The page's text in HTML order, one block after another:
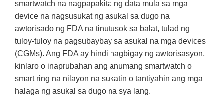
smartwatch na nagpapakita ng data mula sa mga
device na nagsusukat ng asukal sa dugo na
awtorisado ng FDA na tinutusok sa balat, tulad ng
tuloy-tuloy na pagsubaybay sa asukal na mga devices
(CGMs). Ang FDA ay hindi nagbigay ng awtorisasyon,
kinlaro o inaprubahan ang anumang smartwatch o
smart ring na nilayon na sukatin o tantiyahin ang mga
halaga ng asukal sa dugo na sya lang.